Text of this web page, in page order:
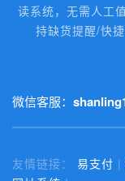
读系统，无需人工
持缺货提醒/快
微信客服：
友情链接： 易支付 |